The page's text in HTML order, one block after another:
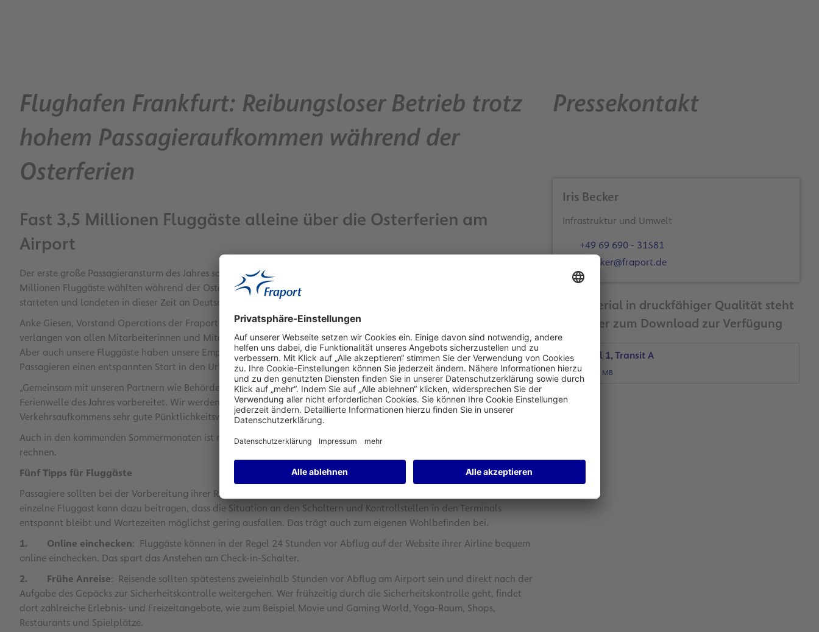
Flughafen Frankfurt: Reibungsloser Betrieb trotz
hohem Passagieraufkommen während der
Osterferien
Fast 3,5 Millionen Fluggäste alleine über die Osterferien am
Airport
Der erste große Passagieransturm des Jahres sorgte auch am Flughafen Frankfurt (FRA) für Herausforderungen: Fast 3,5
Millionen Fluggäste wählten während der Osterferien FRA als Abflug- oder Ankunftsflughafen. Über 24.000 Flüge
starteten und landeten in dieser Zeit an Deutschlands größtem Luftverkehrsdrehkreuz.
Anke Giesen, Vorstand Operations der Fraport AG: „Gerade die hohen Passagierzahlen während der Osterferien
verlangen von allen Mitarbeiterinnen und Mitarbeitern vor Ort höchsten Einsatz. Ihnen gilt mein besonderer Dank.
Aber auch unsere Fluggäste haben unsere Empfehlungen beherzigt. Das hat für reibungslose Prozesse gesorgt und
Passagieren einen entspannten Start in den Urlaub ermöglicht.“
„Gemeinsam mit unseren Partnern wie Behörden und Airlines haben wir uns bereits im Vorfeld intensiv auf die erste
Ferienwelle des Jahres vorbereitet. Wir werden auch zukünftig daran arbeiten, dass wir in Frankfurt trotz des hohen
Verkehrsaufkommens sehr gute Pünktlichkeitswerte und kurze Wartezeiten erreichen“, so Giesen abschließend.
Auch in den kommenden Sommermonaten ist mit einem hohen Passagier- und Verkehrsaufkommen in Frankfurt zu
rechnen.
Fünf Tipps für Fluggäste
Passagiere sollten bei der Vorbereitung ihrer Reise daher unbedingt ein paar wichtige Hinweise beachten. Jeder
einzelne Fluggast kann dazu beitragen, dass die Situation an den Schaltern und Kontrollstellen in den Terminals
entspannt bleibt und Wartezeiten möglichst gering ausfallen. Das trägt auch zum eigenen Wohlbefinden bei.
1. Online einchecken: Fluggäste können in der Regel 24 Stunden vor Abflug auf der Website ihrer Airline bequem
online einchecken. Das spart das Anstehen am Check-in-Schalter.
2.
Frühe Anreise: Reisende sollten spätestens zweieinhalb Stunden vor Abflug am Airport sein und direkt nach der
Aufgabe des Gepäcks zur Sicherheitskontrolle weitergehen. Wer frühzeitig durch die Sicherheitskontrolle geht, findet
dort zahlreiche Erlebnis- und Freizeitangebote, wie zum Beispiel Movie und Gaming World, Yoga-Raum, Shops,
Restaurants und Spielplätze.
Pressekontakt
Iris Becker
Infrastruktur und Umwelt
+49 69 690 - 31581
i.becker@fraport.de
Bildmaterial in druckfähiger Qualität steht
Ihnen hier zum Download zur Verfügung
Terminal 1, Transit A
JPG, 1 MB